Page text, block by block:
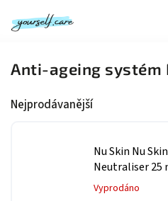
Anti-ageing systém
Nejprodávanější
Nu Skin Nu
Neutraliser 25
Vyprodáno